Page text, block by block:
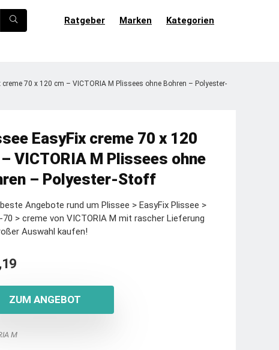
Ratgeber Marken Kategorien
creme 70 x 120 cm – VICTORIA M Plissees ohne Bohren – Polyester-
EasyFix creme 70 x 120
VICTORIA M Plissees ohne
– Polyester-Stoff
Angebote rund um Plissee > EasyFix Plissee >
> creme von VICTORIA M mit rascher Lieferung
Auswahl kaufen!
ZUM ANGEBOT
M